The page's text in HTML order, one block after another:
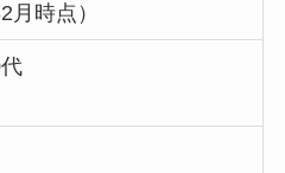
月時点）